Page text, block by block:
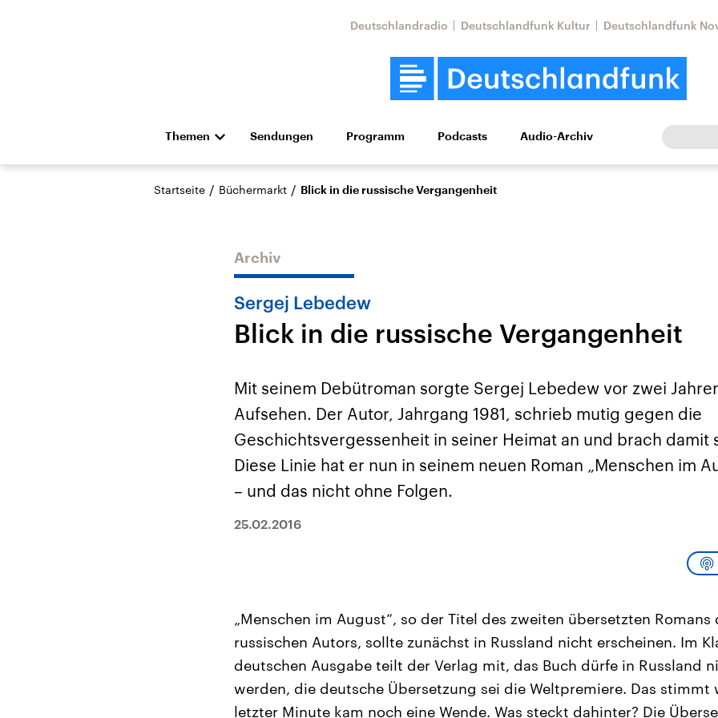
Deutschlandradio Deutschlandfunk Kultur Deutschlandfunk
Themen
Die Nachrichten Politik Wirtschaft Wissen Kultur Europa
Hörspiel und Feature Musik
Landtagswahl Sachsen-
am 6. September 2026
Seit 2021 wird das
Koalition aus CDU, SPD
Umfragen, Prognosen,
aktuelle Berichte und
der anstehenden Wahl.
USA
Wirtschaftlich und
militärisch gehören die
Vereinigten Staaten zu
den mächtigsten
Ländern der Erde, mit
großem Einfluss auf das
aktuelle Weltgeschehen.
Nahostkonflikt
Aktuelle Lage und
palästinensischen
Terrororganisation
Hamas im Oktober 2023
auf Israel hat in der
Region wieder die
möchte die Hamas
zerstören. Diese wird wie
Iran
Islamischen
Republik Iran – ist
von einem
Religionsführer
Osten. Eine
zu Israel und zu den
Sendungen Programm Podcasts Audio-Archiv
Startseite / Büchermarkt / Blick in die russische Vergangenheit
Archiv
Sergej Lebedew
Blick in die russische Vergangenheit
Mit seinem Debütroman sorgte Sergej Lebedew vor zwei
Aufsehen. Der Autor, Jahrgang 1981, schrieb mutig gegen die
Geschichtsvergessenheit in seiner Heimat an und brach damit
Diese Linie hat er nun in seinem neuen Roman „Menschen im
– und das nicht ohne Folgen.
25.02.2016
„Menschen im August“, so der Titel des zweiten übersetzten Romans
russischen Autors, sollte zunächst in Russland nicht erscheinen. Im
deutschen Ausgabe teilt der Verlag mit, das Buch dürfe in Russland
werden, die deutsche Übersetzung sei die Weltpremiere. Das stimmt
letzter Minute kam noch eine Wende. Was steckt dahinter? Die